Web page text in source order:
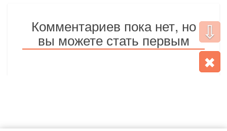
✖
⇩
Комментариев пока нет, но
вы можете стать первым